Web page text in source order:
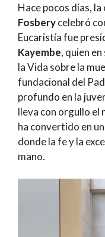
Hace pocos días,
Fosberycelebró
Eucaristía fue
Kayembe, quien
la Vida sobre la
fundacional del
profundo en la
lleva con orgullo el
ha convertido en
donde la fe y la
mano.